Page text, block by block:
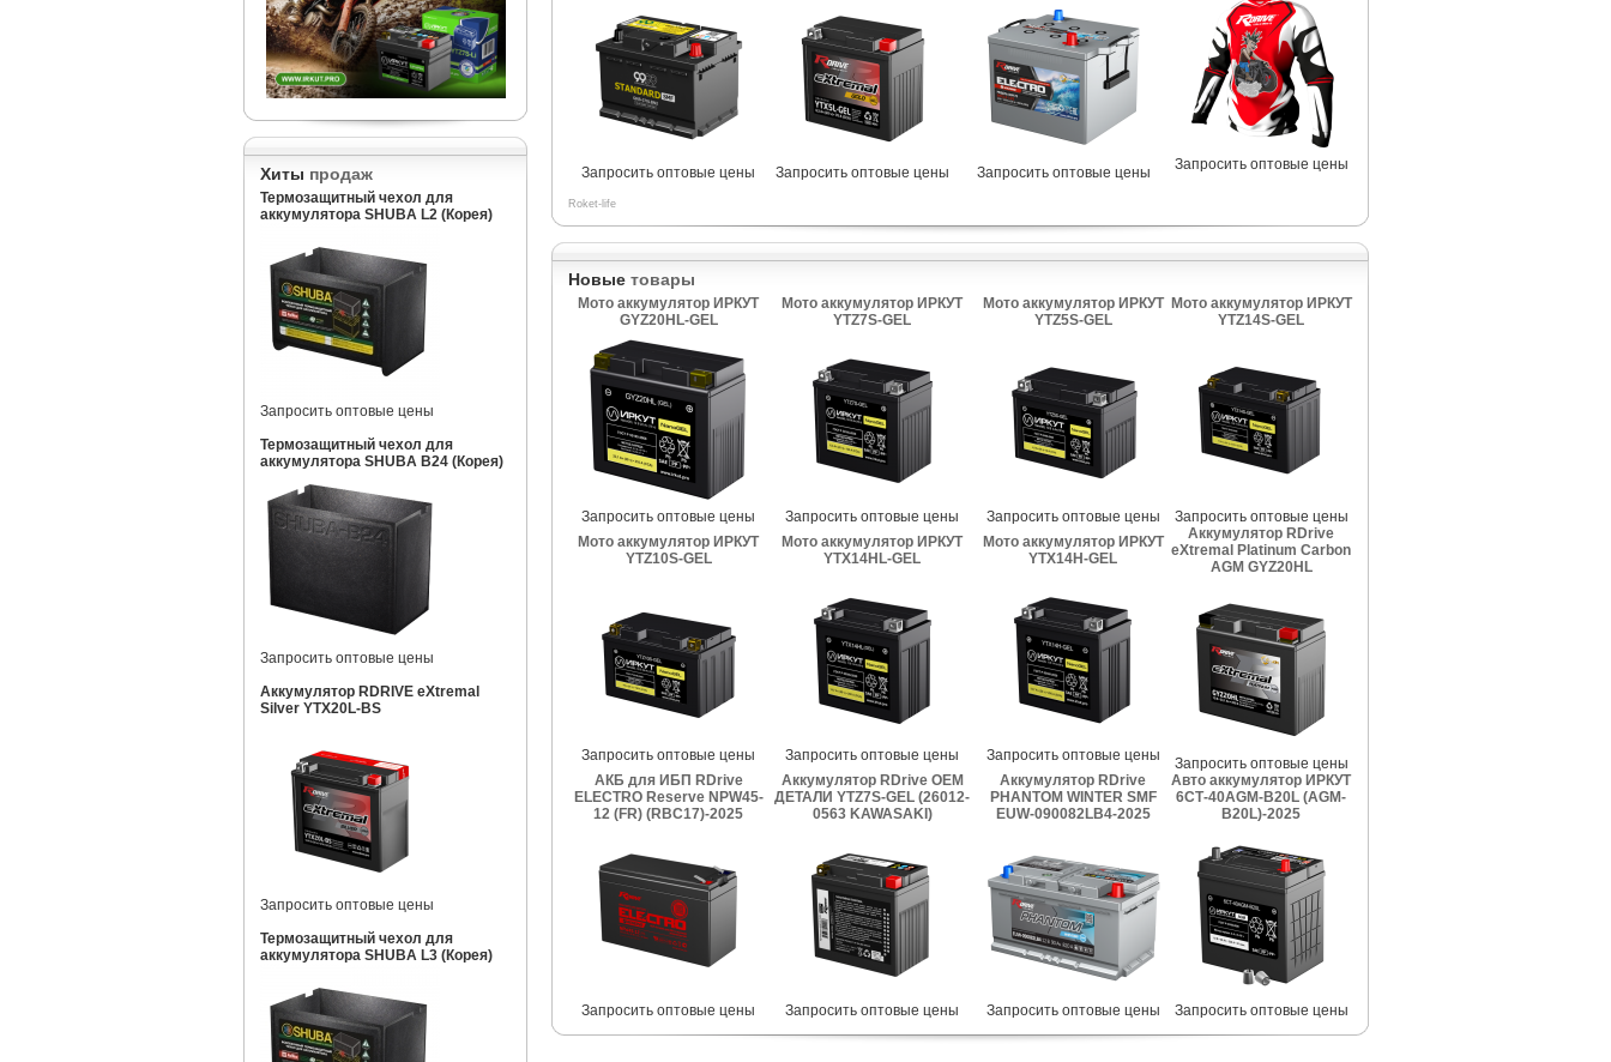
Хиты продаж
Термозащитный чехол для
аккумулятора SHUBA L2 (Корея)
Запросить оптовые цены
Термозащитный чехол для
аккумулятора SHUBA B24 (Корея)
Запросить оптовые цены
Аккумулятор RDRIVE eXtremal
Silver YTX20L-BS
Запросить оптовые цены
Термозащитный чехол для
аккумулятора SHUBA L3 (Корея)
Запросить оптовые цены Запросить оптовые цены Запросить оптовые цены Запросить оптовые цены
Roket-life
Новые товары
Мото аккумулятор ИРКУТ
GYZ20HL-GEL
Запросить оптовые цены
Мото аккумулятор ИРКУТ
YTZ7S-GEL
Запросить оптовые цены
Мото аккумулятор ИРКУТ
YTZ5S-GEL
Запросить оптовые цены
Мото аккумулятор ИРКУТ
YTZ14S-GEL
Запросить оптовые цены
Мото аккумулятор ИРКУТ
YTZ10S-GEL
Запросить оптовые цены
Мото аккумулятор ИРКУТ
YTX14HL-GEL
Запросить оптовые цены
Мото аккумулятор ИРКУТ
YTX14H-GEL
Запросить оптовые цены
Аккумулятор RDrive
eXtremal Platinum Carbon
AGM GYZ20HL
Запросить оптовые цены
АКБ для ИБП RDrive
ELECTRO Reserve NPW45-
12 (FR) (RBC17)-2025
Запросить оптовые цены
Аккумулятор RDrive OEM
ДЕТАЛИ YTZ7S-GEL (26012-
0563 KAWASAKI)
Запросить оптовые цены
Аккумулятор RDrive
PHANTOM WINTER SMF
EUW-090082LB4-2025
Запросить оптовые цены
Авто аккумулятор ИРКУТ
6СТ-40AGM-B20L (AGM-
B20L)-2025
Запросить оптовые цены